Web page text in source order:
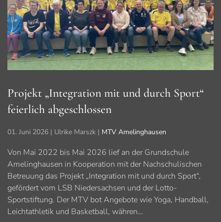
Projekt „Integration mit und durch Sport“
feierlich abgeschlossen
01. Juni 2026 | Ulrike Marszk | MTV Amelinghausen
Von Mai 2022 bis Mai 2026 lief an der Grundschule
Amelinghausen in Kooperation mit der Nachschulischen
Betreuung das Projekt „Integration mit und durch Sport“,
gefördert vom LSB Niedersachsen und der Lotto-
Sportstiftung. Der MTV bot Angebote wie Yoga, Handball,
Leichtathletik und Basketball, währen…